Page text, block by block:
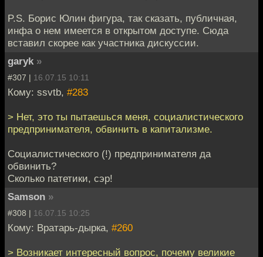
P.S. Борис Юлин фигура, так сказать, публичная,
инфа о нем имеется в открытом доступе. Сюда
вставил скорее как участника дискуссии.
garyk »
#307 | 16.07.15 10:11
Кому: ssvtb, #283
> Нет, это ты пытаешься меня, социалистического
предпринимателя, обвинить в капитализме.
Социалистического (!) предпринимателя да
обвинить?
Сколько патетики, сэр!
Samson »
#308 | 16.07.15 10:25
Кому: Вратарь-дырка, #260
> Возникает интересный вопрос, почему великие